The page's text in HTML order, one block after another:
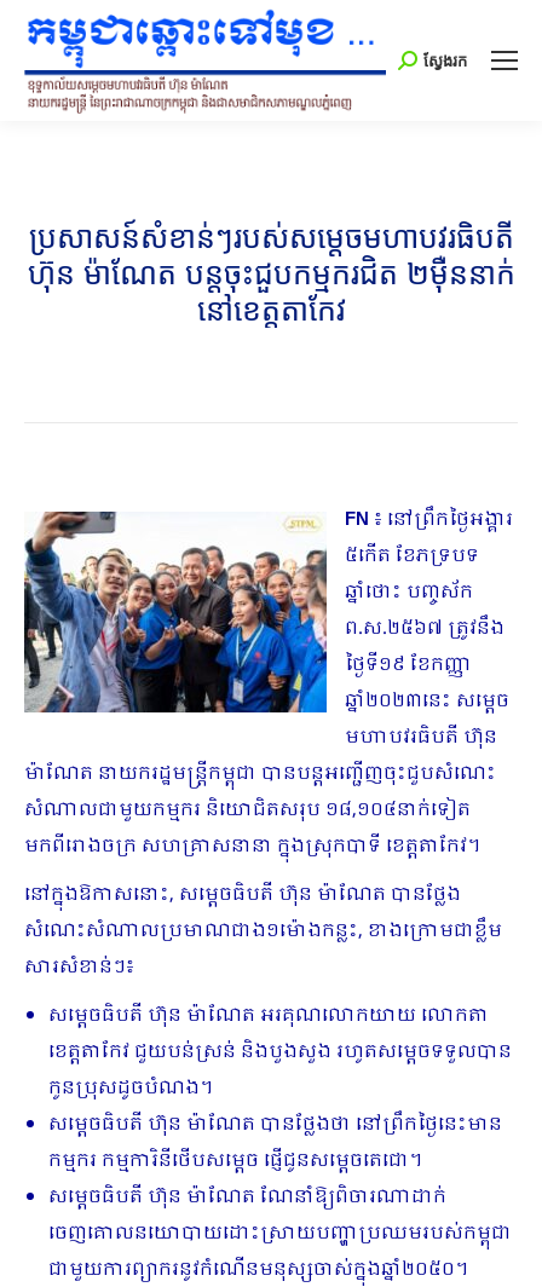
Search:
ស្វែងរក
ប្រសាសន៍សំខាន់ៗរបស់សម្តេចមហាបវរធិបតី
ហ៊ុន ម៉ាណែត បន្តចុះជួបកម្មករជិត ២ម៉ឺននាក់
នៅខេត្តតាកែវ
FN ៖ នៅព្រឹកថ្ងៃអង្គារ
៥កើត ខែភទ្របទ
ឆ្នាំថោះ បញ្ចស័ក
ព.ស.២៥៦៧ ត្រូវនឹង​
ថ្ងៃ​ទី១៩ ខែកញ្ញា
ឆ្នាំ២០២៣នេះ សម្តេច
មហាបវរធិបតី ហ៊ុន
ម៉ាណែត នាយករដ្ឋមន្ត្រី​កម្ពុជា បានបន្តអញ្ជើញចុះជួប​សំណេះ​
សំណាលជាមួយកម្មករ និយោជិតសរុប ១៨,១០៤នាក់ទៀត
មកពីរោងចក្រ សហគ្រាស​​នានា​​ ក្នុងស្រុកបាទី ខេត្តតាកែវ។
នៅក្នុងឱកាសនោះ, សម្តេចធិបតី ហ៊ុន ម៉ាណែត បានថ្លែង
សំណេះសំណាលប្រមាណជាង១ម៉ោងកន្លះ, ខាងក្រោមជាខ្លឹម
សារសំខាន់ៗ៖
សម្តេចធិបតី ហ៊ុន ម៉ាណែត អរគុណលោកយាយ លោកតា
ខេត្តតាកែវ ជួយបន់ស្រន់ និងបួងសួង រហូតសម្តេចទទួលបាន
កូនប្រុសដូចបំណង។
សម្តេចធិបតី ហ៊ុន ម៉ាណែត បានថ្លែងថា នៅព្រឹកថ្ងៃនេះមាន
កម្មករ កម្មការិនីថើបសម្តេច ផ្ញើជូនសម្តេចតេជោ។
សម្តេចធិបតី ហ៊ុន ម៉ាណែត ណែនាំឱ្យពិចារណាដាក់
ចេញគោលនយោបាយដោះស្រាយ​បញ្ហា​ប្រឈមរបស់កម្ពុជា
ជាមួយការព្យាករនូវកំណើនមនុស្សចាស់ក្នុងឆ្នាំ២០៥០។